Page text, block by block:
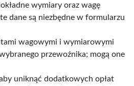
wymiary oraz wagę
dane są niezbędne w formularzu
wagowymi i wymiarowymi
przewoźnika; mogą one
uniknąć dodatkowych opłat